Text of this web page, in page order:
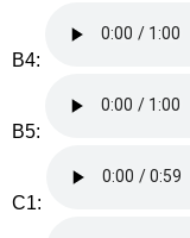
B4:
B5:
C1: